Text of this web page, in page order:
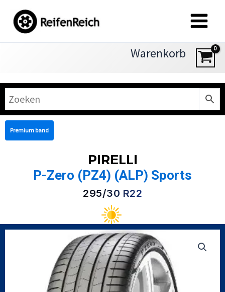
Inhalt
springen
Warenkorb
Premium band
PIRELLI
P-Zero (PZ4) (ALP) Sports
295/30 R22